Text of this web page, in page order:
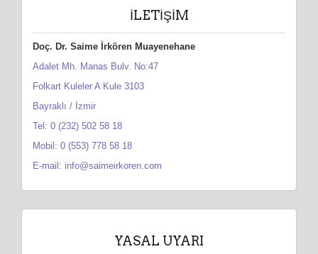
İLETIŞIM
Doç. Dr. Saime İrkören Muayenehane
Adalet Mh. Manas Bulv. No:47
Folkart Kuleler A Kule 3103
Bayraklı / İzmir
Tel: 0 (232) 502 58 18
Mobil: 0 (553) 778 58 18
E-mail: info@saimeirkoren.com
YASAL UYARI